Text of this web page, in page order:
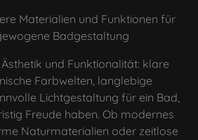
Materialien und Funktionen für
Badgestaltung
und Funktionalität: klare
Farbwelten, langlebige
Lichtgestaltung für ein Bad,
Freude haben. Ob modernes
Naturmaterialien oder zeitlose